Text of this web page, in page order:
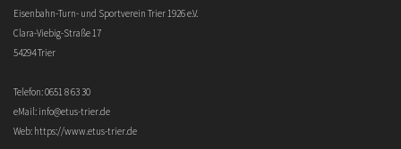
Eisenbahn-Turn- und Sportverein Trier 1926 e.V.
Clara-Viebig-Straße 17
54294 Trier
Telefon: 0651 8 63 30
eMail: info@etus-trier.de
Web: https://www.etus-trier.de